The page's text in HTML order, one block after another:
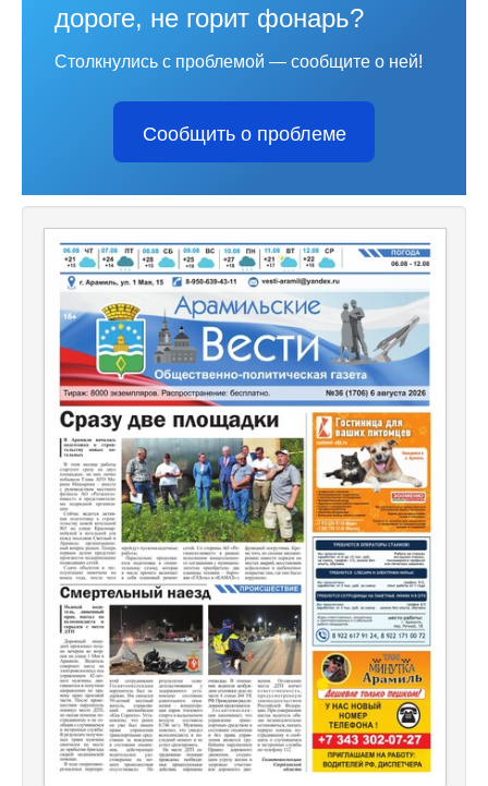
дороге, не горит фонарь?
Столкнулись с проблемой — сообщите о ней!
Сообщить о проблеме